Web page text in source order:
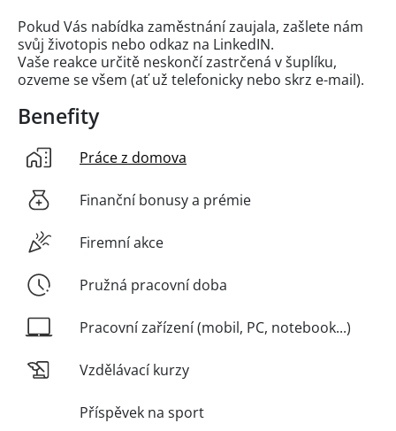
Pokud Vás nabídka zaměstnání zaujala, zašlete nám
svůj životopis nebo odkaz na LinkedIN.
Vaše reakce určitě neskončí zastrčená v šuplíku,
ozveme se všem (ať už telefonicky nebo skrz e-mail).
Benefity
Práce z domova
Finanční bonusy a prémie
Firemní akce
Pružná pracovní doba
Pracovní zařízení (mobil, PC, notebook...)
Vzdělávací kurzy
Příspěvek na sport